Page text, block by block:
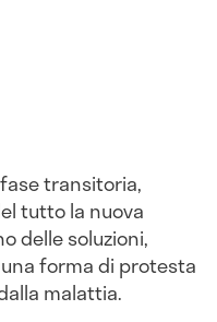
transitoria,
tutto la nuova
delle soluzioni,
forma di protesta
malattia.